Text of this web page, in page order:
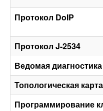
Протокол DoIP
Протокол J-2534
Ведомая
Топологическая карта
Программирование